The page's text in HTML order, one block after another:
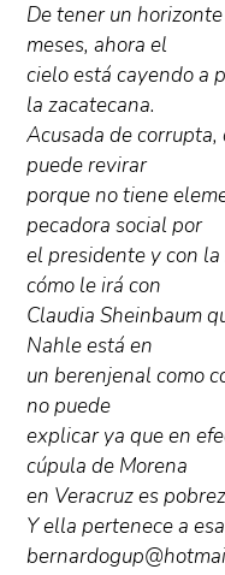
De tener un
meses, ahora el
cielo está cayendo a
la zacatecana.
Acusada de
puede revirar
porque no tiene
pecadora social por
el presidente y con
cómo le irá con
Claudia Sheinbaum
Nahle está en
un berenjenal como
no puede
explicar ya que en
cúpula de Morena
en Veracruz es
Y ella pertenece a